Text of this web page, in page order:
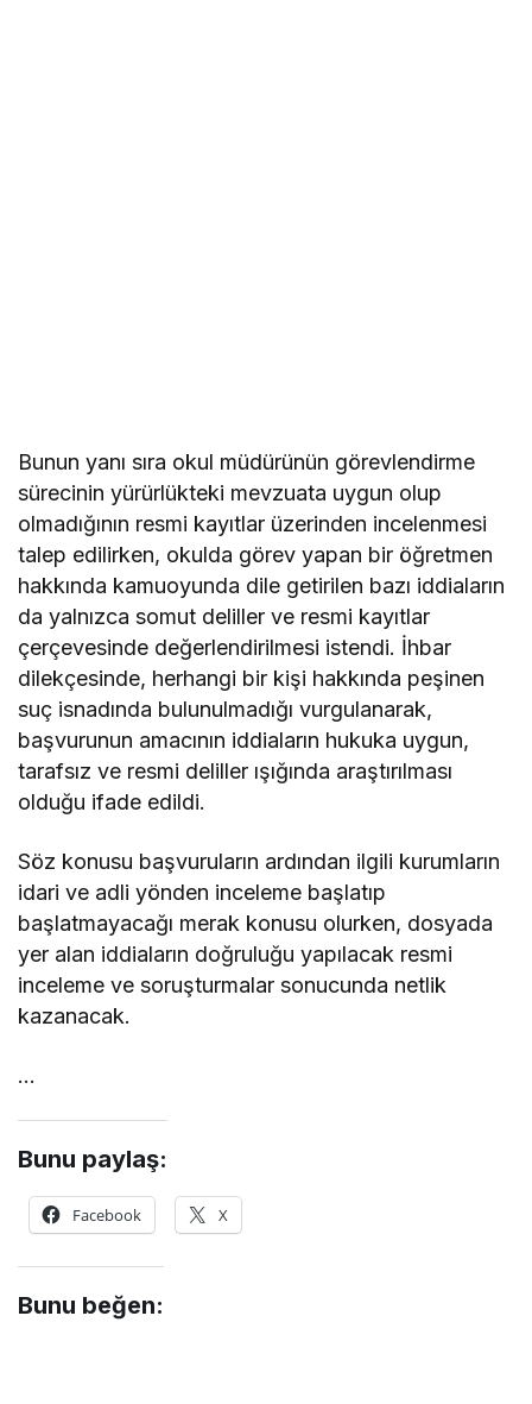
Bunun yanı sıra okul müdürünün görevlendirme
sürecinin yürürlükteki mevzuata uygun olup
olmadığının resmi kayıtlar üzerinden incelenmesi
talep edilirken, okulda görev yapan bir öğretmen
hakkında kamuoyunda dile getirilen bazı iddiaların
da yalnızca somut deliller ve resmi kayıtlar
çerçevesinde değerlendirilmesi istendi. İhbar
dilekçesinde, herhangi bir kişi hakkında peşinen
suç isnadında bulunulmadığı vurgulanarak,
başvurunun amacının iddiaların hukuka uygun,
tarafsız ve resmi deliller ışığında araştırılması
olduğu ifade edildi.
Söz konusu başvuruların ardından ilgili kurumların
idari ve adli yönden inceleme başlatıp
başlatmayacağı merak konusu olurken, dosyada
yer alan iddiaların doğruluğu yapılacak resmi
inceleme ve soruşturmalar sonucunda netlik
kazanacak.
…
Bunu paylaş:
Facebook X
Bunu beğen: